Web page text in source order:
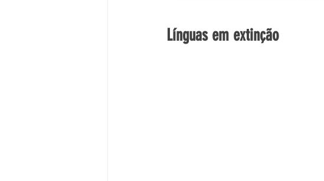
Línguas em extinção